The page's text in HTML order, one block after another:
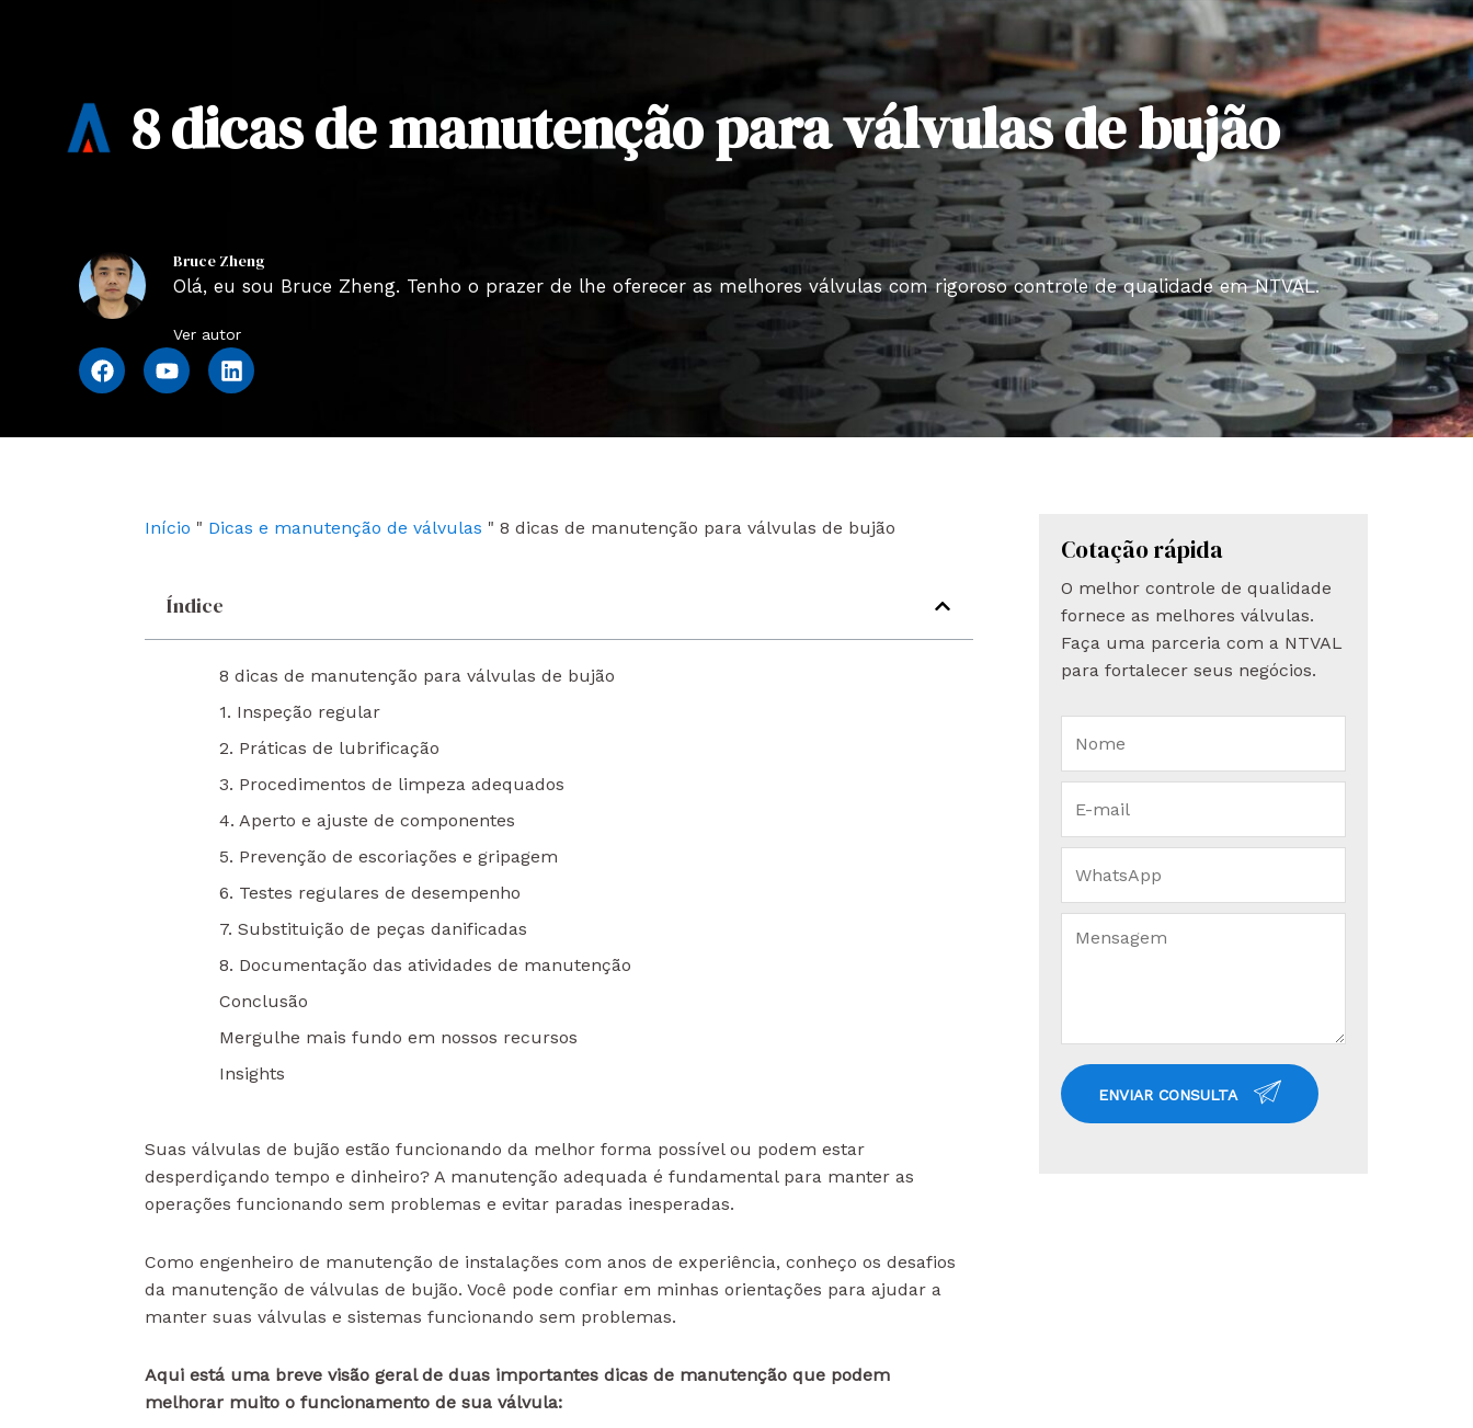
8 dicas de manutenção para válvulas de bujão
Bruce Zheng
Olá, eu sou Bruce Zheng. Tenho o prazer de lhe oferecer as melhores válvulas com rigoroso controle de qualidade em NTVAL.
Ver autor
F
a
Y
o
L
i
n
Início " Dicas e manutenção de válvulas " 8 dicas de manutenção para válvulas de bujão
Índice
8 dicas de manutenção para válvulas de bujão
1. Inspeção regular
2. Práticas de lubrificação
3. Procedimentos de limpeza adequados
4. Aperto e ajuste de componentes
5. Prevenção de escoriações e gripagem
6. Testes regulares de desempenho
7. Substituição de peças danificadas
8. Documentação das atividades de manutenção
Conclusão
Mergulhe mais fundo em nossos recursos
Insights
Suas válvulas de bujão estão funcionando da melhor forma possível ou podem estar
desperdiçando tempo e dinheiro? A manutenção adequada é fundamental para manter as
operações funcionando sem problemas e evitar paradas inesperadas.
Como engenheiro de manutenção de instalações com anos de experiência, conheço os desafios
da manutenção de válvulas de bujão. Você pode confiar em minhas orientações para ajudar a
manter suas válvulas e sistemas funcionando sem problemas.
Aqui está uma breve visão geral de duas importantes dicas de manutenção que podem
melhorar muito o funcionamento de sua válvula:
Cotação rápida
O melhor controle de qualidade
fornece as melhores válvulas.
Faça uma parceria com a NTVAL
para fortalecer seus negócios.
ENVIAR CONSULTA